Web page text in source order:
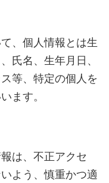
、個人情報とは生
氏名、生年月日、
等、特定の個人を
ます。
は、不正アクセ
よう、慎重かつ適